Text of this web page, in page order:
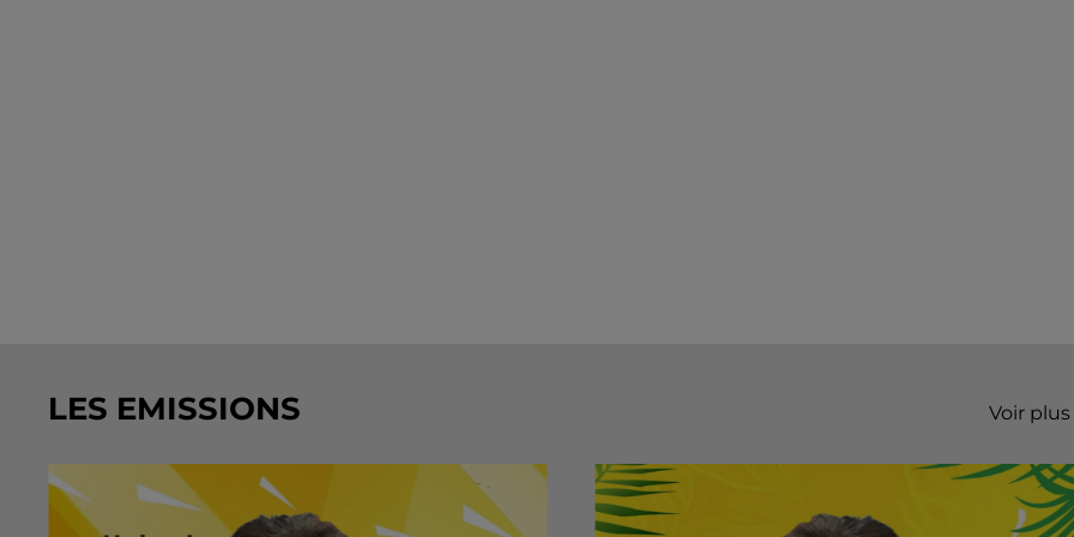
LES EMISSIONS Voir plus